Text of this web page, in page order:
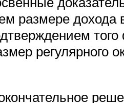
размере дохода
того
регулярного